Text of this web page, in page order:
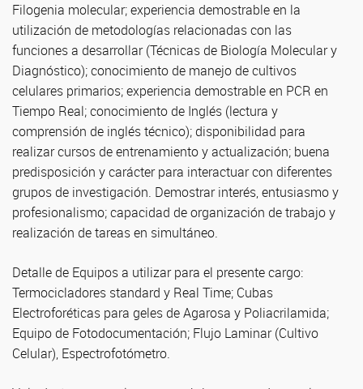
Filogenia molecular; experiencia demostrable en la
utilización de metodologías relacionadas con las
funciones a desarrollar (Técnicas de Biología Molecular y
Diagnóstico); conocimiento de manejo de cultivos
celulares primarios; experiencia demostrable en PCR en
Tiempo Real; conocimiento de Inglés (lectura y
comprensión de inglés técnico); disponibilidad para
realizar cursos de entrenamiento y actualización; buena
predisposición y carácter para interactuar con diferentes
grupos de investigación. Demostrar interés, entusiasmo y
profesionalismo; capacidad de organización de trabajo y
realización de tareas en simultáneo.
Detalle de Equipos a utilizar para el presente cargo:
Termocicladores standard y Real Time; Cubas
Electroforéticas para geles de Agarosa y Poliacrilamida;
Equipo de Fotodocumentación; Flujo Laminar (Cultivo
Celular), Espectrofotómetro.